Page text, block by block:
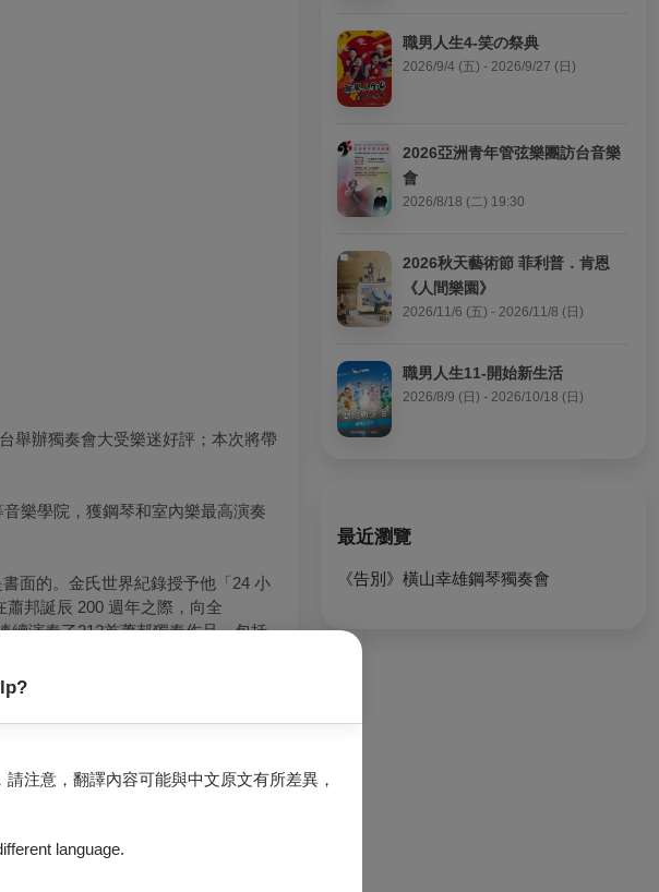
注意，翻譯內容可能與中文原文有所差異，
language.
舉辦獨奏會大受樂迷好評 ； 本次將帶
樂學院，獲鋼琴和室內樂最高演奏
面的。 金氏世界紀錄授予他「24 小
蕭邦誕辰 200 週年之際，向全
續演奏了212首蕭邦獨奏作品，包括
合作演奏蕭斯塔高維契鋼琴協奏曲。
Quartett的訂閱音樂會上亮
唱片大獎。
伊麗莎白音樂大學客座教授，名古屋
職男人生4-笑の祭典
2026/9/4 (五) - 2026/9/27 (日)
2026亞洲青年管弦樂團訪台音樂
會
2026/8/18 (二) 19:30
2026秋天藝術節 菲利普．肯恩
《人間樂園》
2026/11/6 (五) - 2026/11/8 (日)
職男人生11-開始新生活
2026/8/9 (日) - 2026/10/18 (日)
最近瀏覽
《告別》橫山幸雄鋼琴獨奏會